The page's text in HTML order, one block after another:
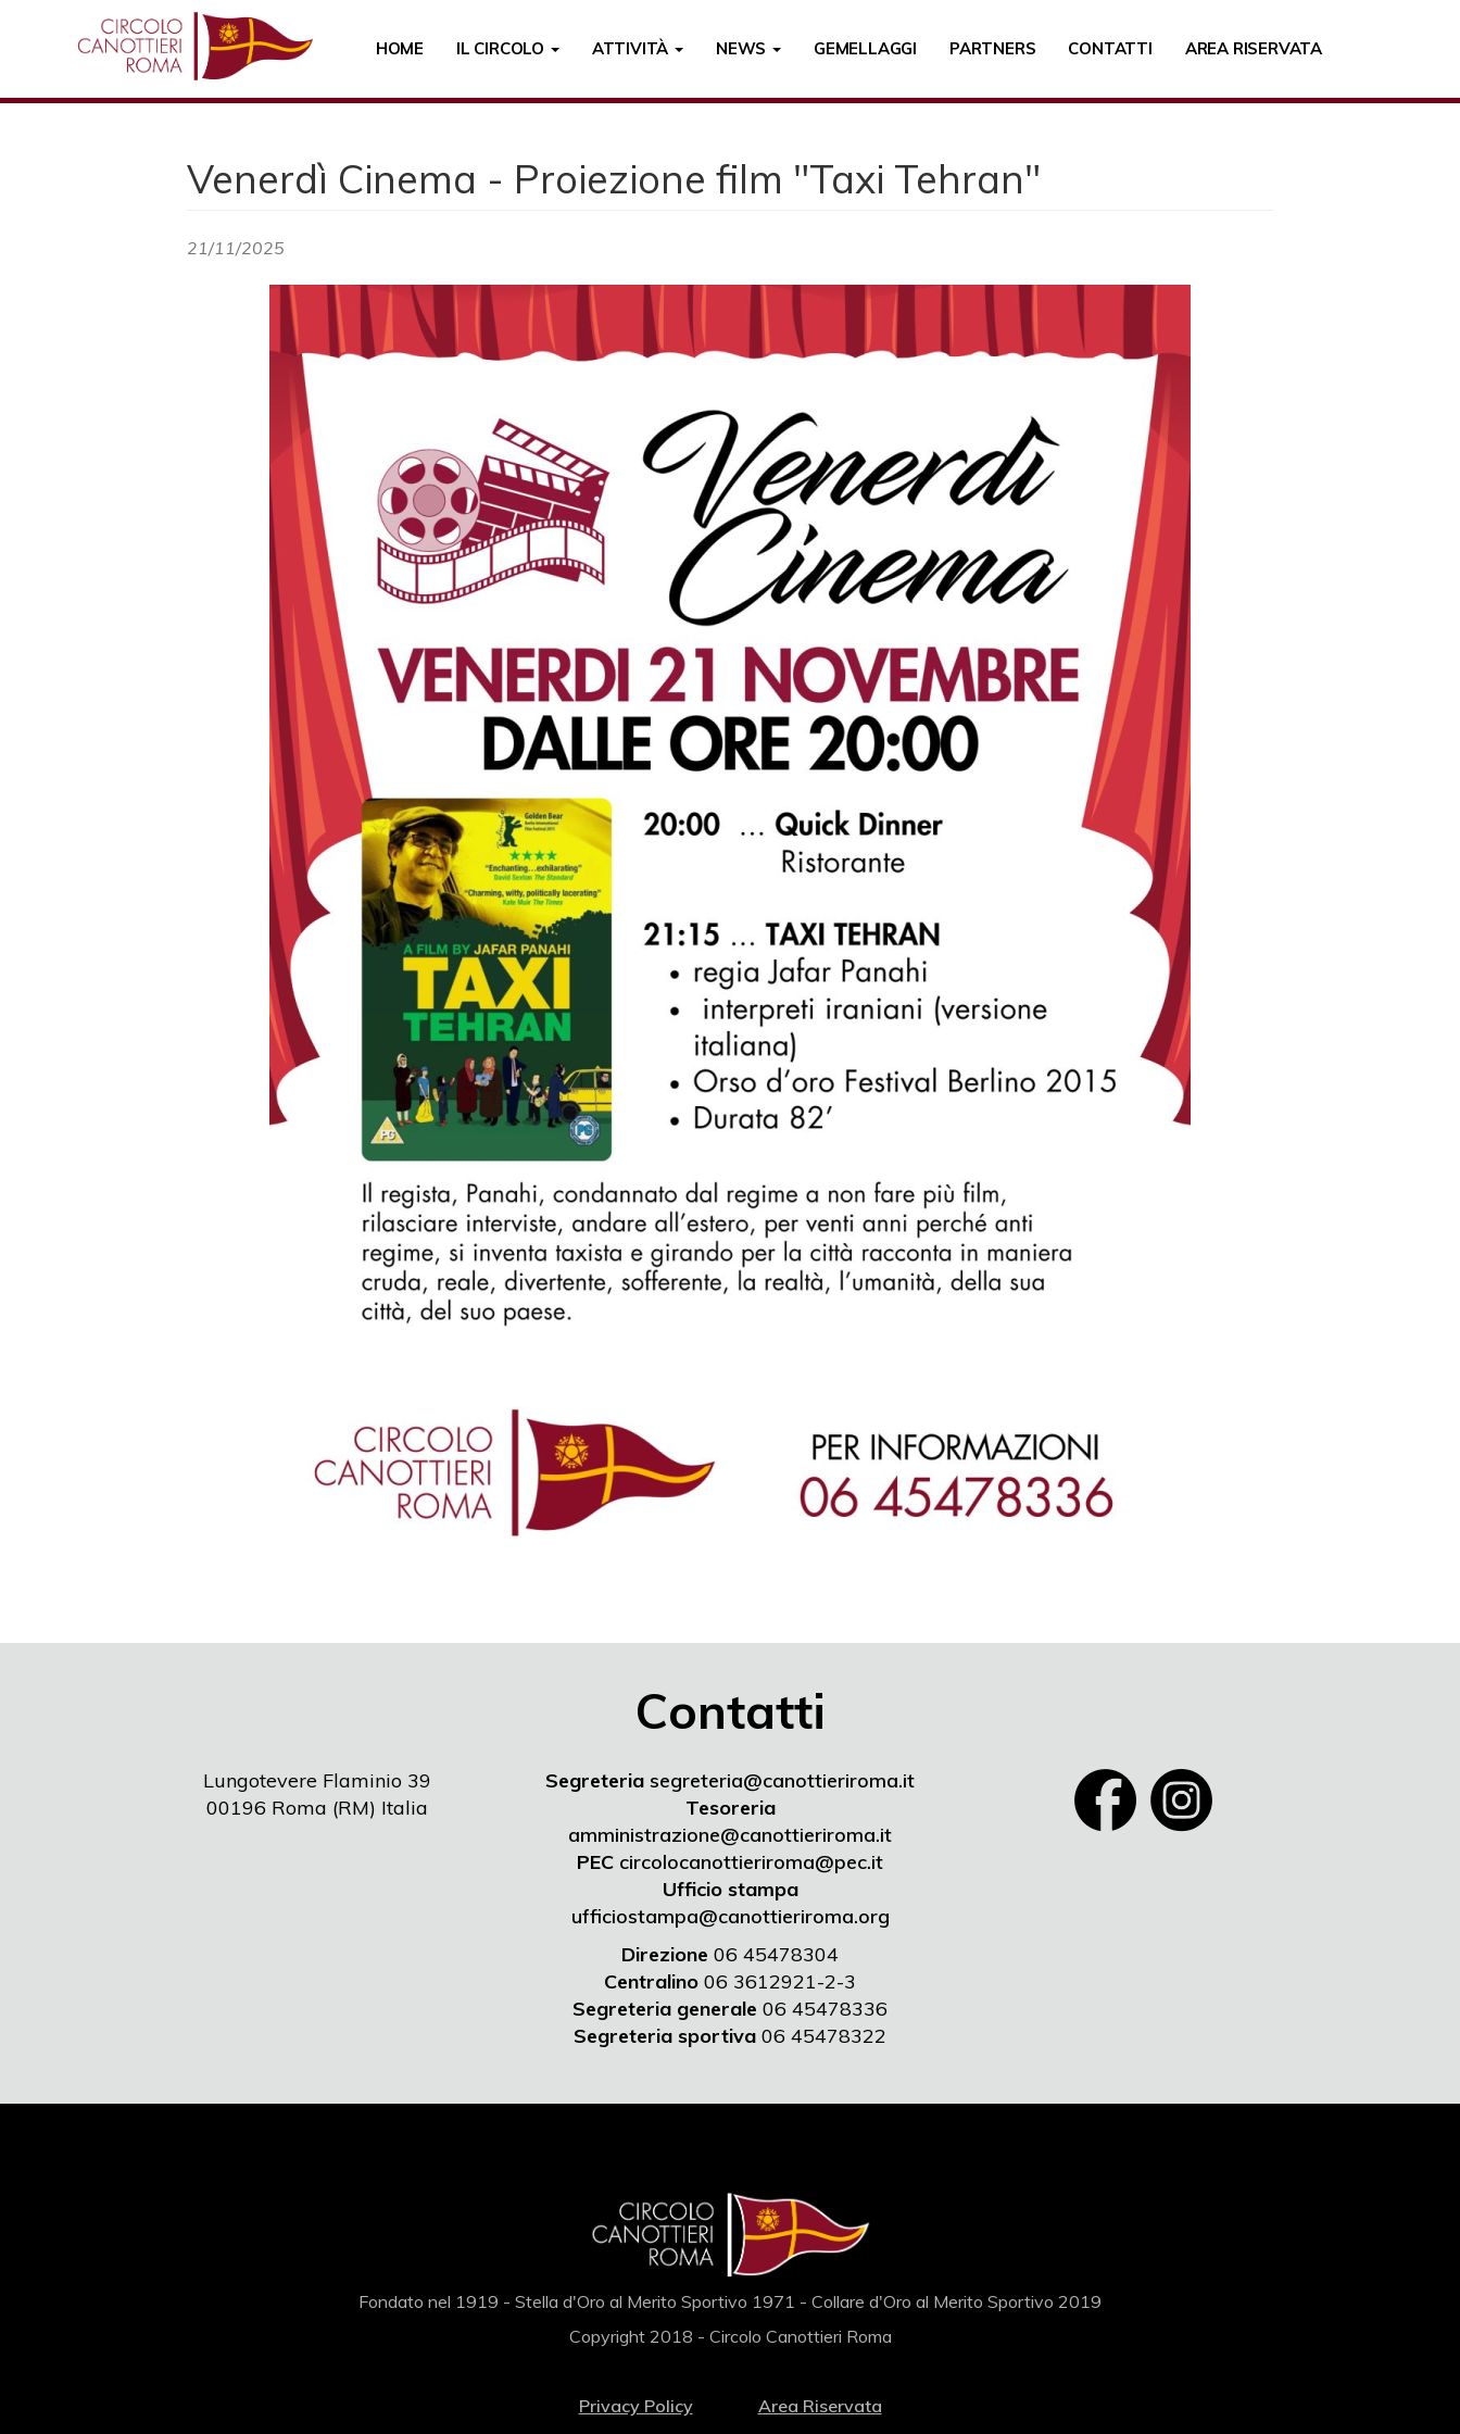
contenuto
HOME IL CIRCOLO ATTIVITÀ NEWS GEMELLAGGI PARTNERS CONTATTI AREA RISERVATA
Venerdì Cinema - Proiezione film "Taxi Tehran"
21/11/2025
Contatti
Lungotevere Flaminio 39
00196 Roma (RM) Italia
Segreteria segreteria@canottieriroma.it
Tesoreria
amministrazione@canottieriroma.it
PEC circolocanottieriroma@pec.it
Ufficio stampa
ufficiostampa@canottieriroma.org
Direzione 06 45478304
Centralino 06 3612921-2-3
Segreteria generale 06 45478336
Segreteria sportiva 06 45478322
Fondato nel 1919 - Stella d'Oro al Merito Sportivo 1971 - Collare d'Oro al Merito Sportivo 2019
Copyright 2018 - Circolo Canottieri Roma
Privacy Policy Area Riservata